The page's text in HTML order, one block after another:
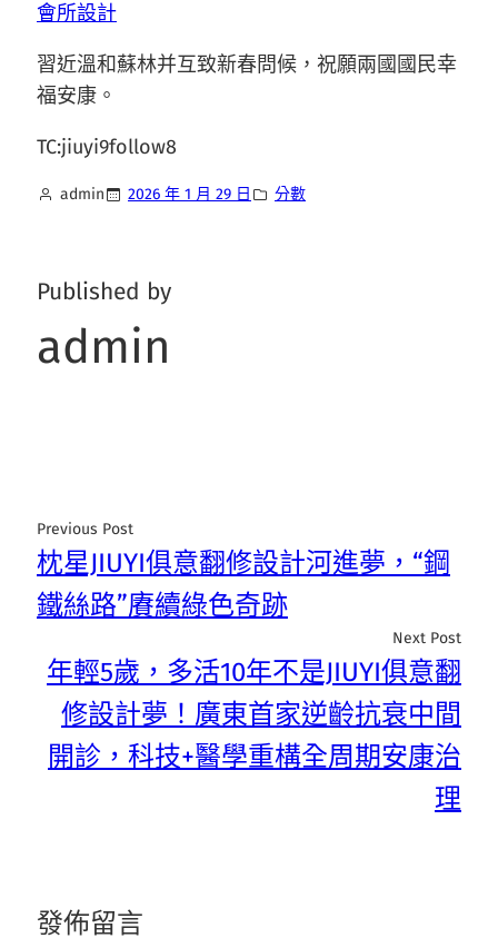
會所設計
習近溫和蘇林并互致新春問候，祝願兩國國民幸
福安康。
TC:jiuyi9follow8
admin 2026 年 1 月 29 日 分數
Published by
admin
Previous Post
枕星JIUYI俱意翻修設計河進夢，“鋼
鐵絲路”賡續綠色奇跡
Next Post
年輕5歲，多活10年不是JIUYI俱意翻
修設計夢！廣東首家逆齡抗衰中間
開診，科技+醫學重構全周期安康治
理
發佈留言